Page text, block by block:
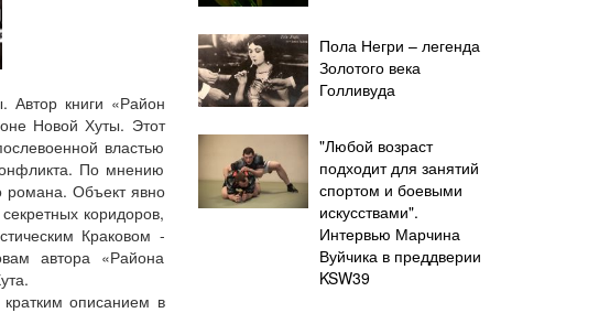
Автор книги «Район
Новой Хуты. Этот
властью
По мнению
романа. Объект явно
коридоров,
Краковом -
автора «Района
описанием в
Пола Негри – легенда
Золотого века
Голливуда
"Любой возраст
подходит для занятий
спортом и боевыми
искусствами".
Интервью Марчина
Вуйчика в преддверии
KSW39